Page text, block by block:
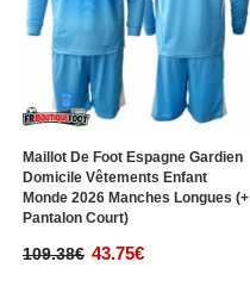
Maillot De Foot Espagne Gardien
Domicile Vêtements Enfant
Monde 2026 Manches Longues (+
Pantalon Court)
109.38€ 43.75€